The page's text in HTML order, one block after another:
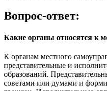
Вопрос-ответ:
Какие органы относятся к
К органам местного
представительные и
образований.
советами или думами и